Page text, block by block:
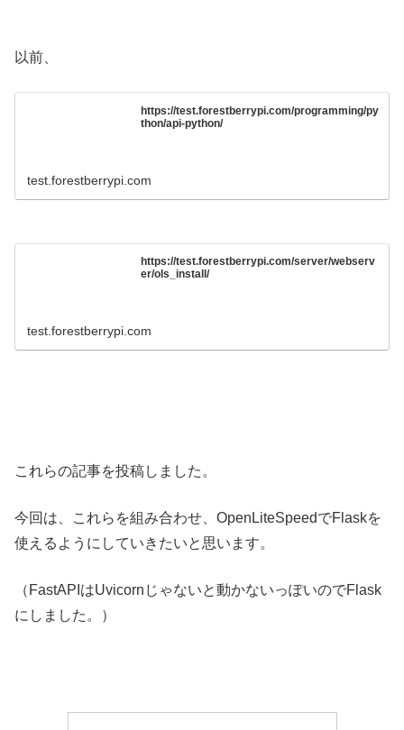
以前、
https://test.forestberrypi.com/programming/py
thon/api-python/
test.forestberrypi.com
https://test.forestberrypi.com/server/webserv
er/ols_install/
test.forestberrypi.com
これらの記事を投稿しました。
今回は、これらを組み合わせ、OpenLiteSpeedでFlaskを
使えるようにしていきたいと思います。
（FastAPIはUvicornじゃないと動かないっぽいのでFlask
にしました。）